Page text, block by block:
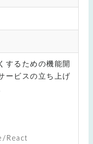
するための機能開
ービスの立ち上げ
React